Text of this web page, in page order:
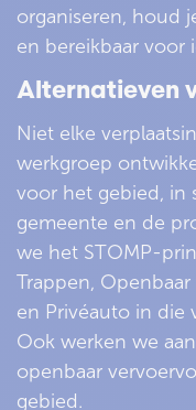
organiseren, houd
en bereikbaar voor
Alternatieven
Niet elke
werkgroep
voor het gebied, in
gemeente en de
we het STOMP-
Trappen,
en Privéauto in die
Ook werken we
openbaar
gebied.